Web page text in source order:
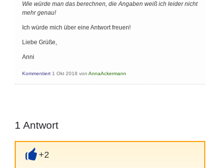
Wie würde man das berechnen, die Angaben weiß ich leider nicht
mehr genau!
Ich würde mich über eine Antwort freuen!
Liebe Grüße,
Anni
Kommentiert 1 Okt 2018 von AnnaAckermann
1 Antwort
+2